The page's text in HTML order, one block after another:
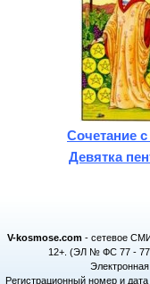
Сочетание с
Девятка
V-kosmose.com - сетевое
12+. (ЭЛ № ФС 77 -
Регистрационный номер и